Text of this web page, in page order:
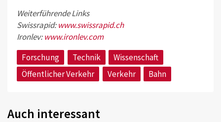
Weiterführende Links
Swissrapid:www.swissrapid.ch
Ironlev:www.ironlev.com
Forschung
Technik
Wissenschaft
Öffentlicher Verkehr
Verkehr Bahn
Auch interessant